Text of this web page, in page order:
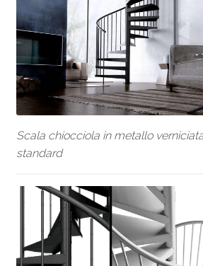
Scala chiocciola in metallo
standard